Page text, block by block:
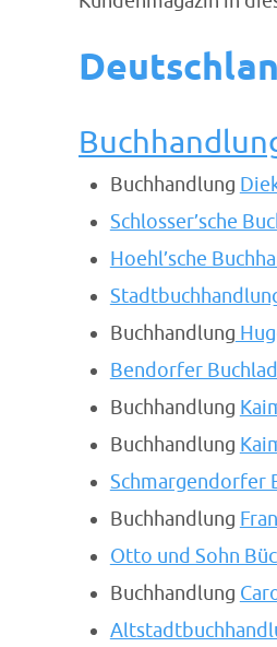
Buchhandlung
Schlosser’sche
Hoehl’sche
Buchhandlung
Bendorfer
Buchhandlung
Buchhandlung
Schmargendorfer
Buchhandlung
Otto und Sohn
Buchhandlung